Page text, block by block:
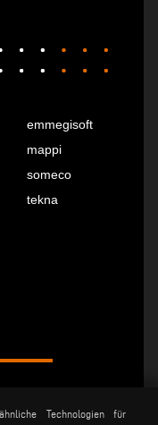
emmegisoft
mappi
someco
tekna
Technologien für